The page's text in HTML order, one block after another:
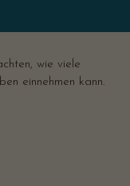
wie viele
einnehmen kann.